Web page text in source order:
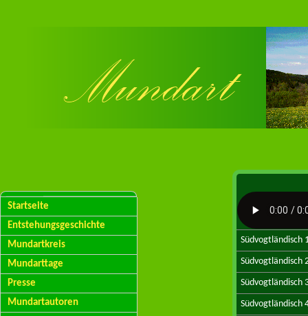
Startseite
Entstehungsgeschichte
Mundartkreis
Mundarttage
Presse
Mundartautoren
Südvogtländisch
Südvogtländisch
Südvogtländisch
Südvogtländisch